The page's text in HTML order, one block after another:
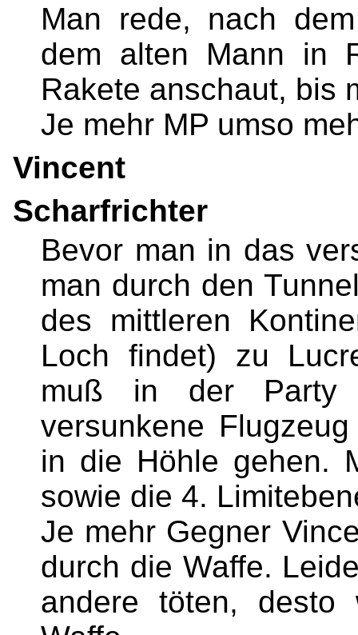
Man rede, nach
dem alten Mann in
Rakete anschaut, bis
Je mehr MP umso
Vincent
Scharfrichter
Bevor man in das
man durch den
des mittleren
Loch findet) zu
muß in der Party
versunkene
in die Höhle gehen.
sowie die 4.
Je mehr Gegner
durch die Waffe.
andere töten, desto